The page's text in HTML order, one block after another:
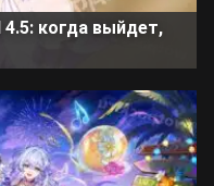
когда выйдет,